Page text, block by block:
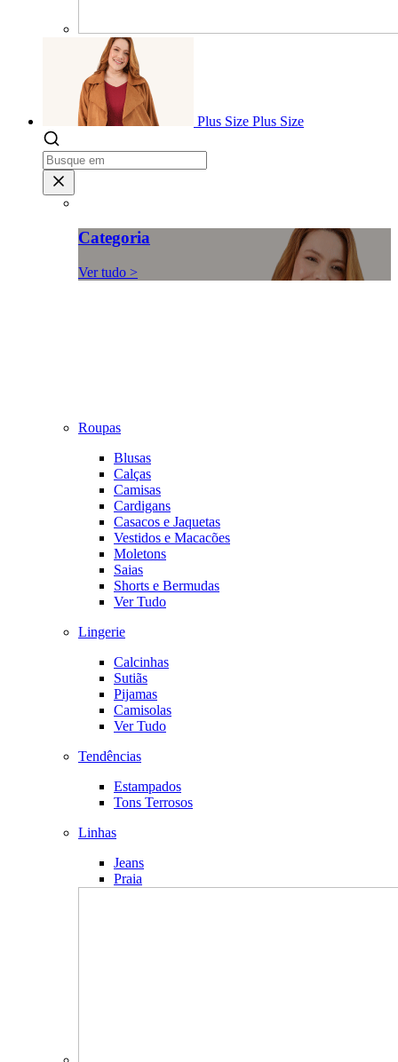
Plus Size Plus Size
Categoria
Ver tudo >
Roupas
Blusas
Calças
Camisas
Cardigans
Casacos e Jaquetas
Vestidos e Macacões
Moletons
Saias
Shorts e Bermudas
Ver Tudo
Lingerie
Calcinhas
Sutiãs
Pijamas
Camisolas
Ver Tudo
Tendências
Estampados
Tons Terrosos
Linhas
Jeans
Praia